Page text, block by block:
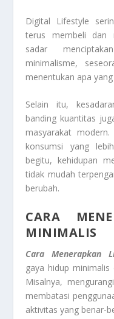
Digital Lifestyle
terus membeli dan
sadar
minimalisme,
menentukan apa
Selain itu,
banding kuantitas
masyarakat
konsumsi yang
begitu, kehidupan
tidak mudah
berubah.
CARA
MINIMALIS
Cara Menerapkan
gaya hidup
Misalnya,
membatasi
aktivitas yang benar-